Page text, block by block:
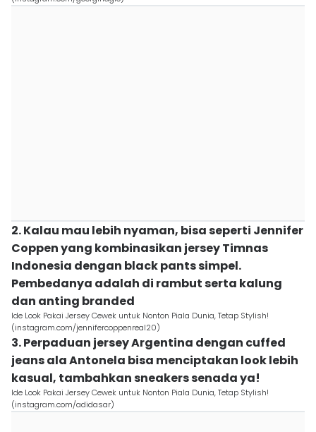
2. Kalau mau lebih nyaman, bisa seperti Jennifer
Coppen yang kombinasikan jersey Timnas
Indonesia dengan black pants simpel.
Pembedanya adalah di rambut serta kalung
dan anting branded
Ide Look Pakai Jersey Cewek untuk Nonton Piala Dunia, Tetap Stylish!
(instagram.com/jennifercoppenreal20)
3. Perpaduan jersey Argentina dengan cuffed
jeans ala Antonela bisa menciptakan look lebih
kasual, tambahkan sneakers senada ya!
Ide Look Pakai Jersey Cewek untuk Nonton Piala Dunia, Tetap Stylish!
(instagram.com/adidasar)